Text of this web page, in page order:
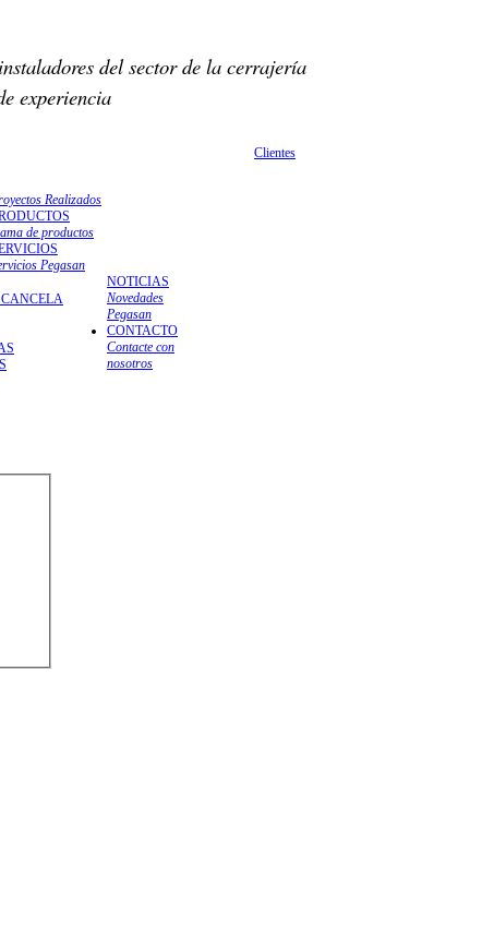
del sector de la cerrajería
experiencia
Realizados
de productos
Pegasan
NOTICIAS
Novedades
Pegasan
CONTACTO
Contacte con
nosotros
Clientes